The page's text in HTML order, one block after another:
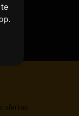
ofertas.